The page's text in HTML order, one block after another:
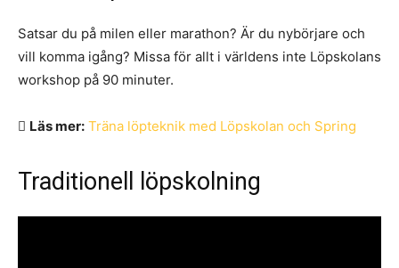
Satsar du på milen eller marathon? Är du nybörjare och
vill komma igång? Missa för allt i världens inte Löpskolans
workshop på 90 minuter.
Läs mer: Träna löpteknik med Löpskolan och Spring
Traditionell löpskolning